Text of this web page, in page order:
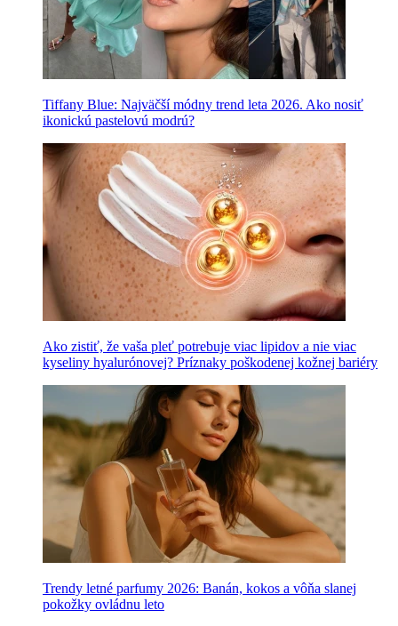
Tiffany Blue: Najväčší módny trend leta 2026. Ako nosiť
ikonickú pastelovú modrú?
Ako zistiť, že vaša pleť potrebuje viac lipidov a nie viac
kyseliny hyalurónovej? Príznaky poškodenej kožnej bariéry
Trendy letné parfumy 2026: Banán, kokos a vôňa slanej
pokožky ovládnu leto